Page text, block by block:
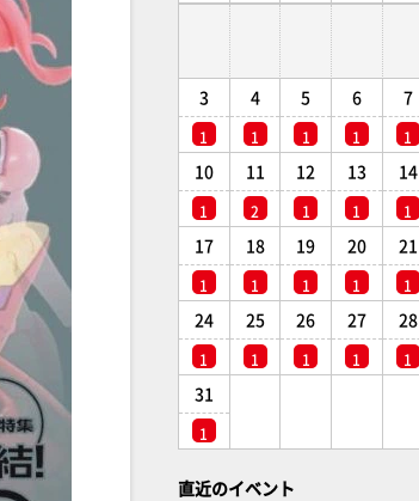
3
1
4
1
5
1
6
1
7
1
10
1
11
2
12
1
13
1
14
1
17
1
18
1
19
1
20
1
21
1
24
1
25
1
26
1
27
1
28
1
31
1
直近のイベント